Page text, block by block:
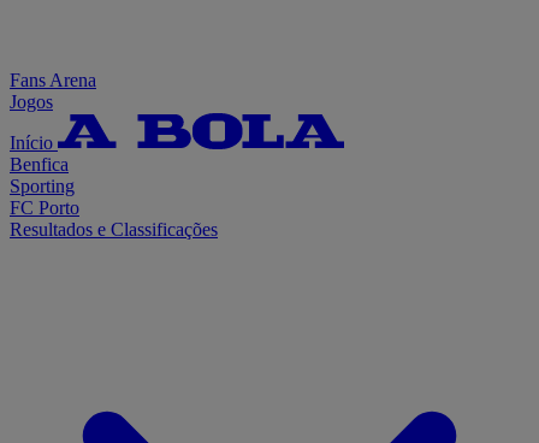
Fans Arena
Jogos
Início
Benfica
Sporting
FC Porto
Resultados e Classificações